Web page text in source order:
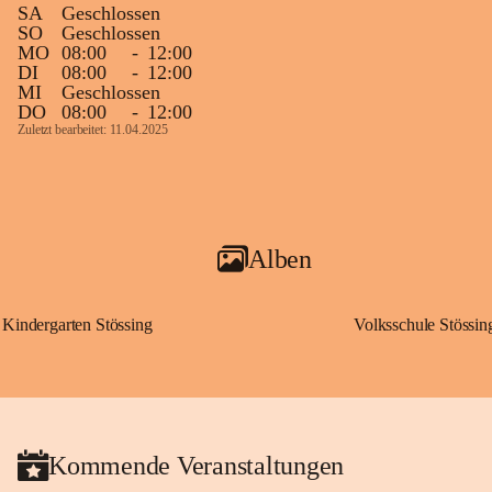
SA
Geschlossen
SO
Geschlossen
MO 08:00 - 12:00
DI
08:00 - 12:00
MI
Geschlossen
DO
08:00 - 12:00
Zuletzt bearbeitet: 11.04.2025
Alben
Kindergarten Stössing Volksschule
Kommende Veranstaltungen